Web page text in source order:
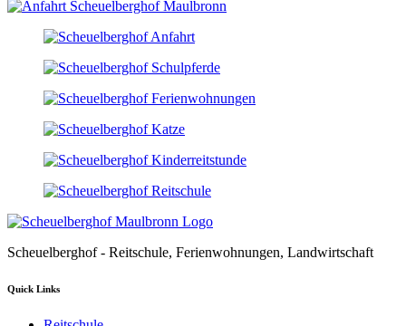
Scheuelberghof - Reitschule, Ferienwohnungen, Landwirtschaft
Quick Links